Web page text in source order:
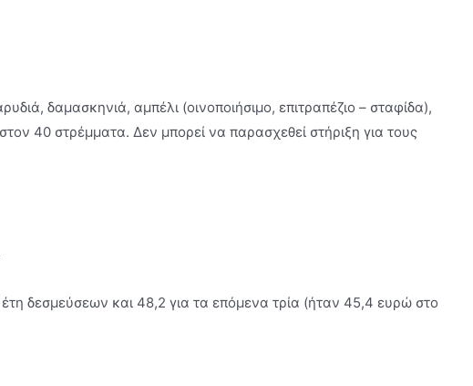
δαµασκηνιά, αµπέλι (οινοποιήσιµο, επιτραπέζιο – σταφίδα),
40 στρέµµατα. ∆εν µπορεί να παρασχεθεί στήριξη για τους
δεσµεύσεων και 48,2 για τα επόµενα τρία (ήταν 45,4 ευρώ στο